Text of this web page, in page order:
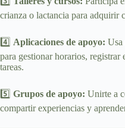
crianza o lactancia para adquirir
4️⃣ Aplicaciones de apoyo: Usa
para gestionar horarios,
tareas.
5️⃣ Grupos de apoyo: Unirte a
compartir experiencias y